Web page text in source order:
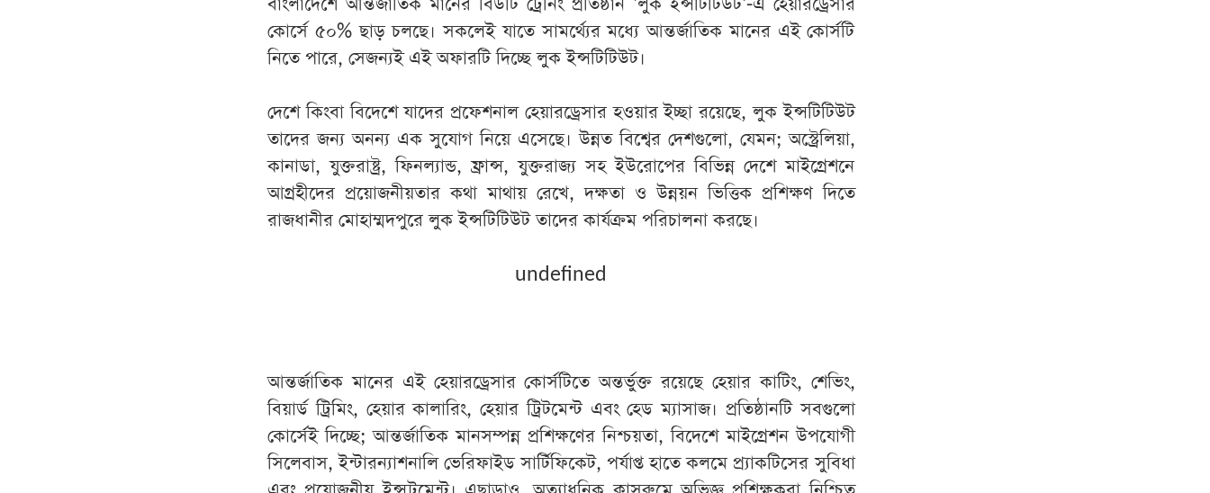
কোর্সে ৫০% ছাড় চলছে। সকলেই যাতে সামর্থ্যের মধ্যে আন্তর্জাতিক মানের এই কোর্সটি
নিতে পারে, সেজন্যই এই অফারটি দিচ্ছে লুক ইন্সটিটিউট।
দেশে কিংবা বিদেশে যাদের প্রফেশনাল হেয়ারড্রেসার হওয়ার ইচ্ছা রয়েছে, লুক ইন্সটিটিউট
তাদের জন্য অনন্য এক সুযোগ নিয়ে এসেছে। উন্নত বিশ্বের দেশগুলো, যেমন; অস্ট্রেলিয়া,
কানাডা, যুক্তরাষ্ট্র, ফিনল্যান্ড, ফ্রান্স, যুক্তরাজ্য সহ ইউরোপের বিভিন্ন দেশে মাইগ্রেশনে
আগ্রহীদের প্রয়োজনীয়তার কথা মাথায় রেখে, দক্ষতা ও উন্নয়ন ভিত্তিক প্রশিক্ষণ দিতে
রাজধানীর মোহাম্মদপুরে লুক ইন্সটিটিউট তাদের কার্যক্রম পরিচালনা করছে।
undefined
আন্তর্জাতিক মানের এই হেয়ারড্রেসার কোর্সটিতে অন্তর্ভুক্ত রয়েছে হেয়ার কাটিং, শেভিং,
বিয়ার্ড ট্রিমিং, হেয়ার কালারিং, হেয়ার ট্রিটমেন্ট এবং হেড ম্যাসাজ। প্রতিষ্ঠানটি সবগুলো
কোর্সেই দিচ্ছে; আন্তর্জাতিক মানসম্পন্ন প্রশিক্ষণের নিশ্চয়তা, বিদেশে মাইগ্রেশন উপযোগী
সিলেবাস, ইন্টারন্যাশনালি ভেরিফাইড সার্টিফিকেট, পর্যাপ্ত হাতে কলমে প্র্যাকটিসের সুবিধা